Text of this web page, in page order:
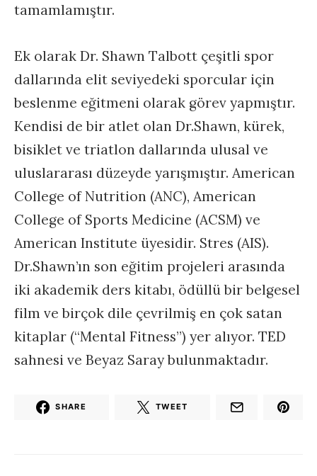
tamamlamıştır.
Ek olarak Dr. Shawn Talbott çeşitli spor
dallarında elit seviyedeki sporcular için
beslenme eğitmeni olarak görev yapmıştır.
Kendisi de bir atlet olan Dr.Shawn, kürek,
bisiklet ve triatlon dallarında ulusal ve
uluslararası düzeyde yarışmıştır. American
College of Nutrition (ANC), American
College of Sports Medicine (ACSM) ve
American Institute üyesidir. Stres (AIS).
Dr.Shawn’ın son eğitim projeleri arasında
iki akademik ders kitabı, ödüllü bir belgesel
film ve birçok dile çevrilmiş en çok satan
kitaplar (“Mental Fitness”) yer alıyor. TED
sahnesi ve Beyaz Saray bulunmaktadır.
SHARE TWEET